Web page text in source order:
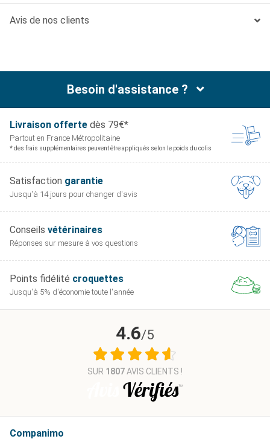
Avis de nos clients
Besoin d'assistance ?
Livraison offerte dès 79€*
Partout en France Métropolitaine
* des frais supplémentaires peuvent être appliqués selon le poids du colis
Satisfaction garantie
Jusqu'à 14 jours pour changer d'avis
Conseils vétérinaires
Réponses sur mesure à vos questions
Points fidélité croquettes
Jusqu'à 5% d'économie toute l'année
Companimo
4.6/5
SUR 1807AVIS CLIENTS !